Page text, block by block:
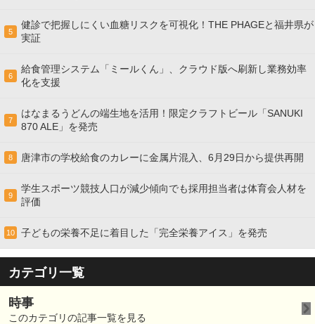
5
健診で把握しにくい血糖リスクを可視化！THE PHAGEと福井県が
実証
6
給食管理システム「ミールくん」、クラウド版へ刷新し業務効率
化を支援
7
はなまるうどんの端生地を活用！限定クラフトビール「SANUKI
870 ALE」を発売
8 唐津市の学校給食のカレーに金属片混入、6月29日から提供再開
9
学生スポーツ競技人口が減少傾向でも採用担当者は体育会人材を
評価
10 子どもの栄養不足に着目した「完全栄養アイス」を発売
カテゴリ一覧
時事
このカテゴリの記事一覧を見る